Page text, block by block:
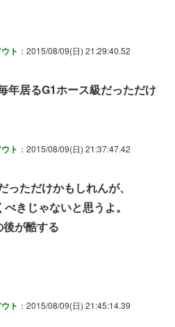
ト ：2015/08/09(日) 21:29:40.52
年居るG1ホース級だっただけ
ト ：2015/08/09(日) 21:37:47.42
ただけかもしれんが、
きじゃないと思うよ。
が酷する
ト ：2015/08/09(日) 21:45:14.39